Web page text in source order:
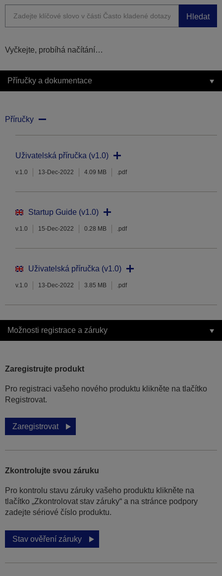
Hledat
Vyčkejte, probíhá načítání…
Příručky a dokumentace
Příručky
Uživatelská příručka (v1.0)
v.1.0 13-Dec-2022 4.09 MB .pdf
Startup Guide (v1.0)
v.1.0 15-Dec-2022 0.28 MB .pdf
Uživatelská příručka (v1.0)
v.1.0 13-Dec-2022 3.85 MB .pdf
Možnosti registrace a záruky
Zaregistrujte produkt
Pro registraci vašeho nového produktu klikněte na tlačítko
Registrovat.
Zaregistrovat
Zkontrolujte svou záruku
Pro kontrolu stavu záruky vašeho produktu klikněte na
tlačítko „Zkontrolovat stav záruky“ a na stránce podpory
zadejte sériové číslo produktu.
Stav ověření záruky